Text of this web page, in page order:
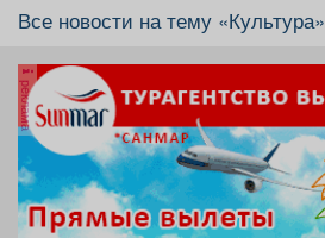
Все новости на тему «Культура»
реклама